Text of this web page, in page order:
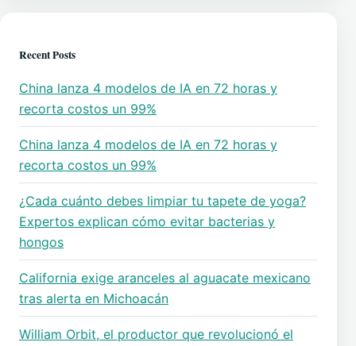
Recent Posts
China lanza 4 modelos de IA en 72 horas y
recorta costos un 99%
China lanza 4 modelos de IA en 72 horas y
recorta costos un 99%
¿Cada cuánto debes limpiar tu tapete de yoga?
Expertos explican cómo evitar bacterias y
hongos
California exige aranceles al aguacate mexicano
tras alerta en Michoacán
William Orbit, el productor que revolucionó el